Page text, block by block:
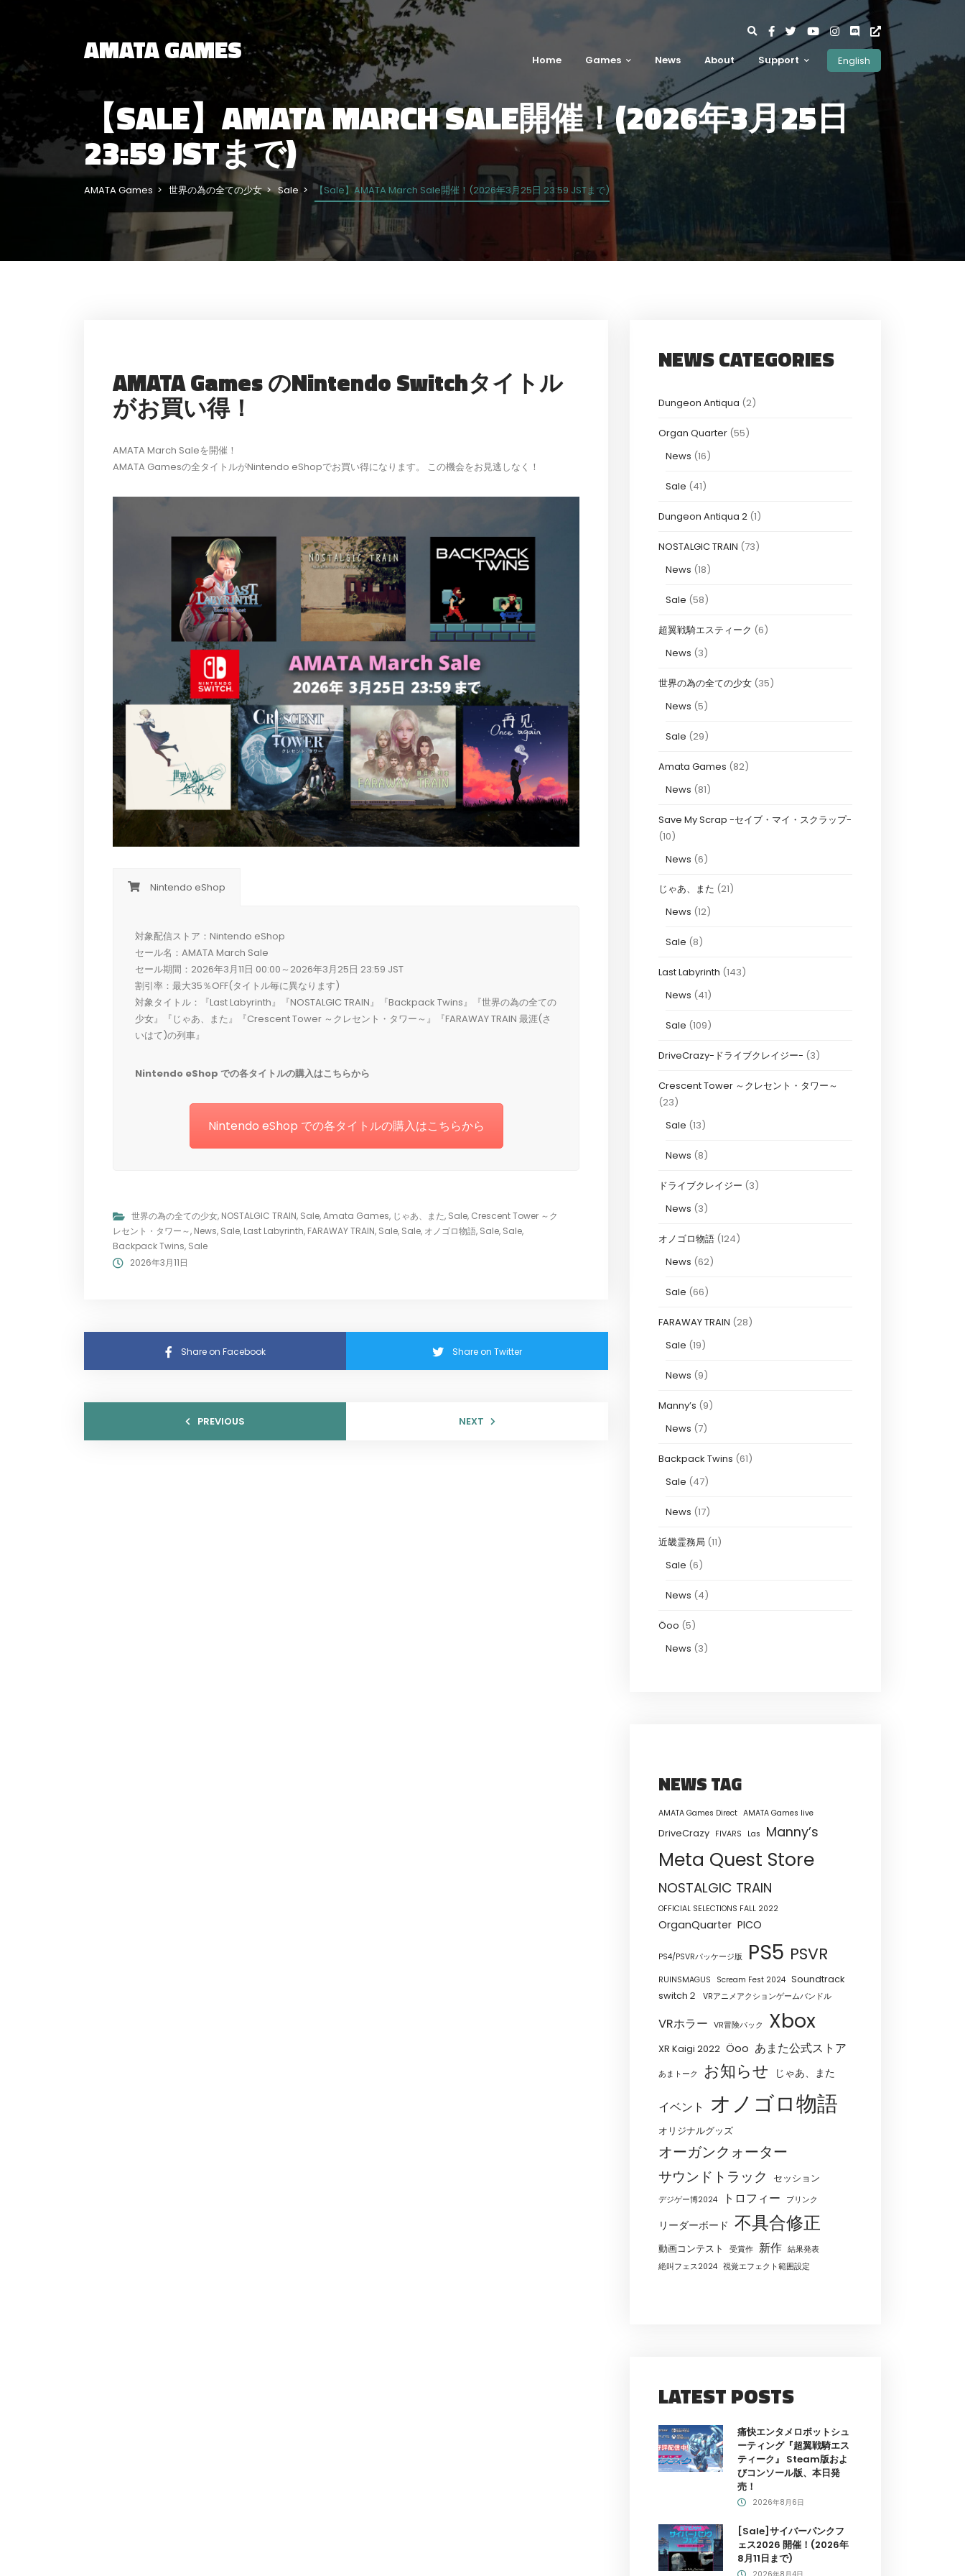
AMATA GAMES Home Games News About Support English
【SALE】AMATA MARCH SALE開催！(2026年3月25日
23:59 JSTまで)
AMATA Games 世界の為の全ての少女 Sale 【Sale】AMATA March Sale開催！(2026年3月25日 23:59 JSTまで)
AMATA Games のNintendo Switchタイトル
がお買い得！
AMATA March Saleを開催！
AMATA Gamesの全タイトルがNintendo eShopでお買い得になります。 この機会をお見逃しなく！
Nintendo eShop
対象配信ストア：Nintendo eShop
セール名：AMATA March Sale
セール期間：2026年3月11日 00:00～2026年3月25日 23:59 JST
割引率：最大35％OFF(タイトル毎に異なります)
対象タイトル：『Last Labyrinth』『NOSTALGIC TRAIN』『Backpack Twins』『世界の為の全ての
少女』『じゃあ、また』『Crescent Tower ～クレセント・タワー～』『FARAWAY TRAIN 最涯(さ
いはて)の列車』
Nintendo eShop での各タイトルの購入はこちらから
Nintendo eShop での各タイトルの購入はこちらから
世界の為の全ての少女, NOSTALGIC TRAIN, Sale,Amata Games, じゃあ、また, Sale, Crescent Tower ～ク
レセント・タワー～, News, Sale, Last Labyrinth, FARAWAY TRAIN, Sale, Sale, オノゴロ物語, Sale, Sale,
Backpack Twins, Sale
2026年3月11日
Share on Facebook Share on Twitter
PREVIOUS NEXT
NEWS CATEGORIES
Dungeon Antiqua (2)
Organ Quarter (55)
News (16)
Sale (41)
Dungeon Antiqua 2 (1)
NOSTALGIC TRAIN (73)
News (18)
Sale (58)
超翼戦騎エスティーク (6)
News (3)
世界の為の全ての少女 (35)
News (5)
Sale (29)
Amata Games (82)
News (81)
Save My Scrap -セイブ・マイ・スクラップ-
(10)
News (6)
じゃあ、また (21)
News (12)
Sale (8)
Last Labyrinth (143)
News (41)
Sale (109)
DriveCrazy-ドライブクレイジー- (3)
Crescent Tower ～クレセント・タワー～
(23)
Sale (13)
News (8)
ドライブクレイジー (3)
News (3)
オノゴロ物語 (124)
News (62)
Sale (66)
FARAWAY TRAIN (28)
Sale (19)
News (9)
Manny’s (9)
News (7)
Backpack Twins (61)
Sale (47)
News (17)
近畿霊務局 (11)
Sale (6)
News (4)
Öoo (5)
News (3)
NEWS TAG
AMATA Games Direct AMATA Games live
DriveCrazy FIVARS Las Manny’s
Meta Quest Store
NOSTALGIC TRAIN
OFFICIAL SELECTIONS FALL 2022
OrganQuarter PICO
PS4/PSVRパッケージ版 PS5 PSVR
RUINSMAGUS Scream Fest 2024 Soundtrack
switch２
VRアニメアクションゲームバンドル
VRホラー VR冒険パック Xbox
XR Kaigi 2022 Öoo あまた公式ストア
あまトーク お知らせ じゃあ、また
イベント オノゴロ物語
オリジナルグッズ
オーガンクォーター
サウンドトラック セッション
デジゲー博2024 トロフィー ブリンク
リーダーボード 不具合修正
動画コンテスト 受賞作 新作 結果発表
絶叫フェス2024 視覚エフェクト範囲設定
LATEST POSTS
痛快エンタメロボットシュ
ーティング『超翼戦騎エス
ティーク』 Steam版およ
びコンソール版、本日発
売！
2026年8月6日
[Sale]サイバーパンクフ
ェス2026 開催！(2026年
8月11日まで)
2026年8月4日